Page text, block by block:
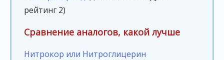
рейтинг 2)
Сравнение аналогов, какой лучше
Нитрокор или Нитроглицерин